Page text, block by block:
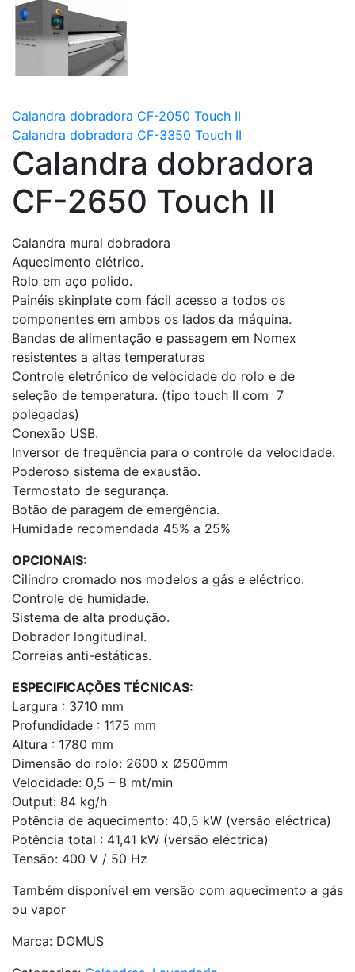
Calandra dobradora CF-2050 Touch II
Calandra dobradora CF-3350 Touch II
Calandra dobradora
CF-2650 Touch II
Calandra mural dobradora
Aquecimento elétrico.
Rolo em aço polido.
Painéis skinplate com fácil acesso a todos os
componentes em ambos os lados da máquina.
Bandas de alimentação e passagem em Nomex
resistentes a altas temperaturas
Controle eletrónico de velocidade do rolo e de
seleção de temperatura. (tipo touch II com 7
polegadas)
Conexão USB.
Inversor de frequência para o controle da velocidade.
Poderoso sistema de exaustão.
Termostato de segurança.
Botão de paragem de emergência.
Humidade recomendada 45% a 25%
OPCIONAIS:
Cilindro cromado nos modelos a gás e eléctrico.
Controle de humidade.
Sistema de alta produção.
Dobrador longitudinal.
Correias anti-estáticas.
ESPECIFICAÇÕES TÉCNICAS:
Largura : 3710 mm
Profundidade : 1175 mm
Altura : 1780 mm
Dimensão do rolo: 2600 x Ø500mm
Velocidade: 0,5 – 8 mt/min
Output: 84 kg/h
Potência de aquecimento: 40,5 kW (versão eléctrica)
Potência total : 41,41 kW (versão eléctrica)
Tensão: 400 V / 50 Hz
Também disponível em versão com aquecimento a gás
ou vapor
Marca: DOMUS